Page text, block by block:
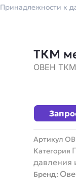
Принадлежности к
ТКМ
ОВЕН ТКМ
Артикул
Категория
давления
Бренд: